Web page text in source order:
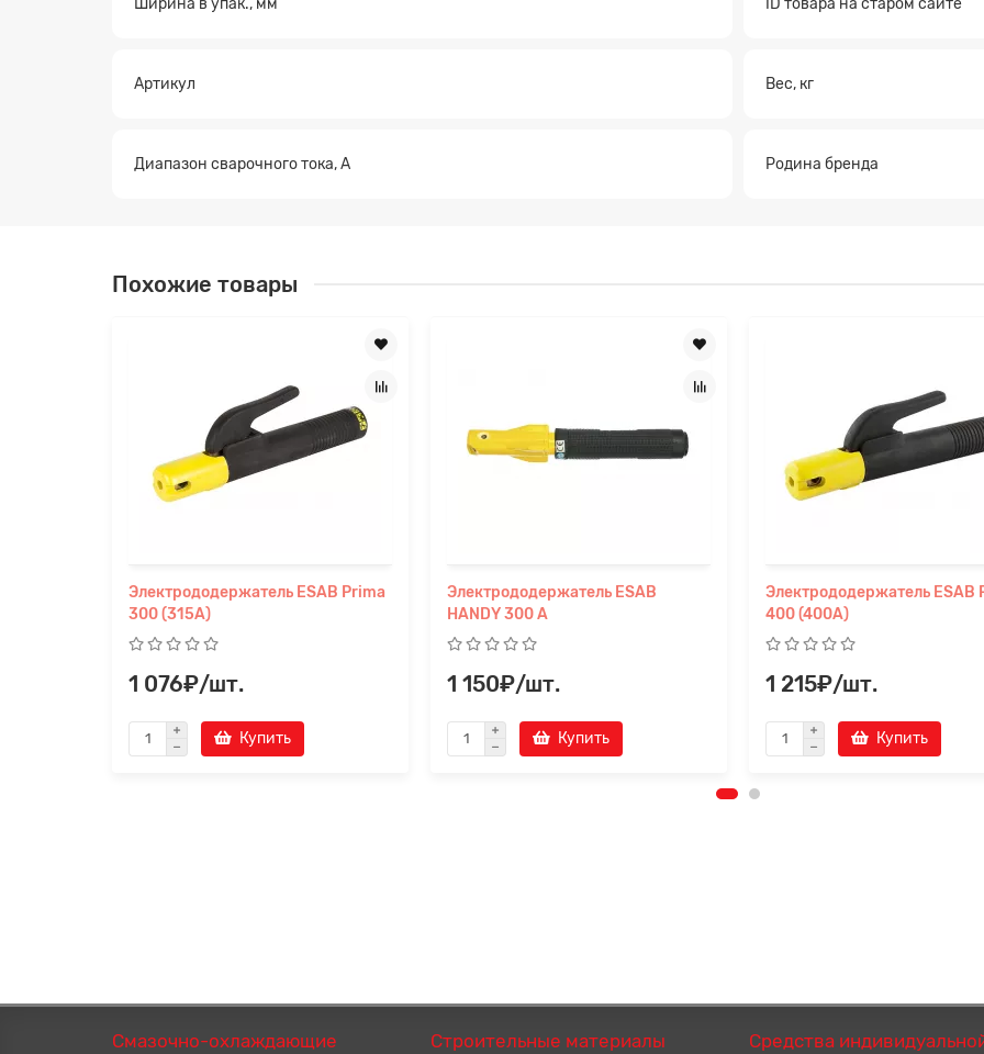
Артикул Вес, кг
Диапазон сварочного тока, А Родина бренда
Похожие товары
Электрододержатель ESAB Prima
300 (315А)
1 076₽/шт.
Купить
Электрододержатель ESAB
HANDY 300 A
1 150₽/шт.
Купить
Электрододержатель ESAB
400 (400А)
1 215₽/шт.
Купить
Смазочно-охлаждающие
Строительные материалы
Средства